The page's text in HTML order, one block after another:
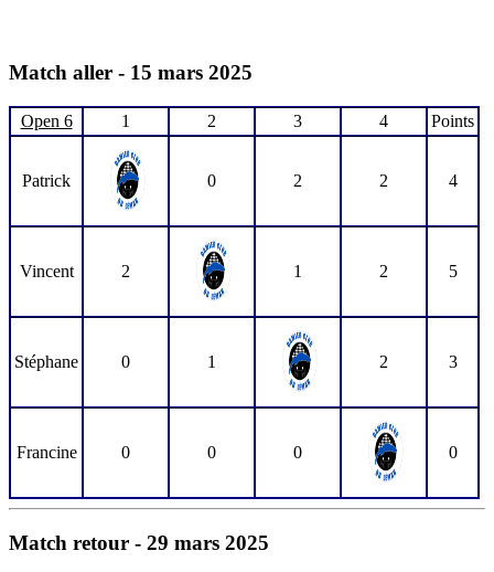
Match aller - 15 mars 2025
Open 6 1 2 3 4 Points
Patrick 0 2 2 4
Vincent 2 1 2 5
Stéphane 0 1 2 3
Francine 0 0 0 0
Match retour - 29 mars 2025